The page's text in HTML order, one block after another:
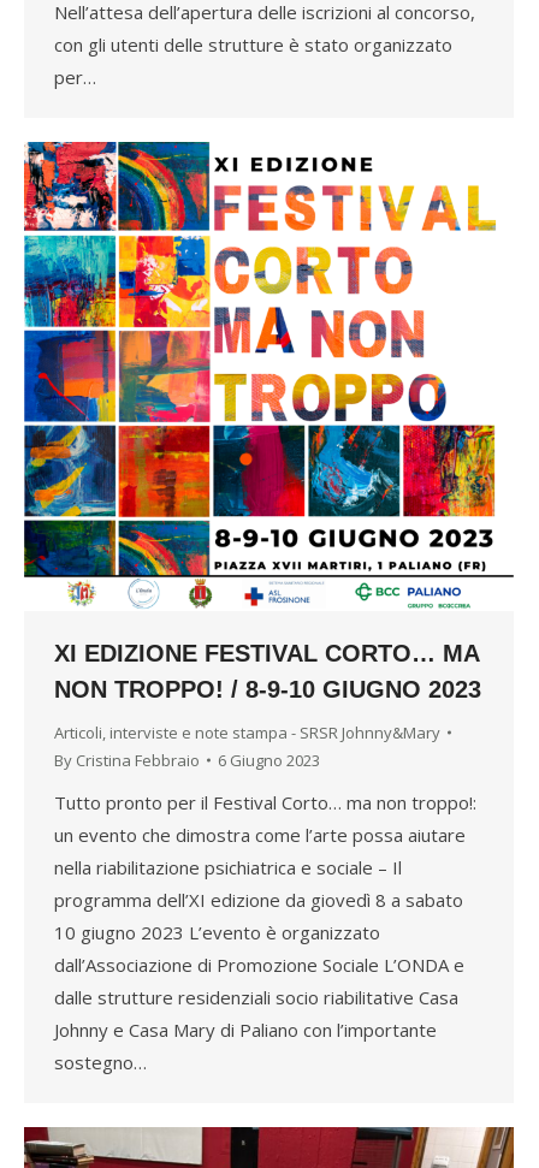
Nell’attesa dell’apertura delle iscrizioni al concorso,
con gli utenti delle strutture è stato organizzato
per…
XI EDIZIONE FESTIVAL CORTO… MA
NON TROPPO! / 8-9-10 GIUGNO 2023
Articoli, interviste e note stampa - SRSR Johnny&Mary
By Cristina Febbraio 6 Giugno 2023
Tutto pronto per il Festival Corto… ma non troppo!:
un evento che dimostra come l’arte possa aiutare
nella riabilitazione psichiatrica e sociale – Il
programma dell’XI edizione da giovedì 8 a sabato
10 giugno 2023 L’evento è organizzato
dall’Associazione di Promozione Sociale L’ONDA e
dalle strutture residenziali socio riabilitative Casa
Johnny e Casa Mary di Paliano con l’importante
sostegno…